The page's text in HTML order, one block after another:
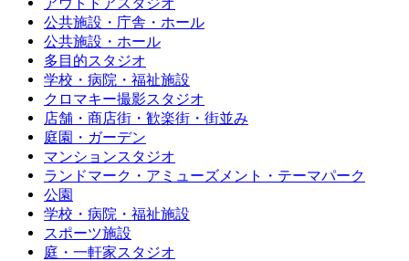
公共施設・庁舎・ホール
公共施設・ホール
多目的スタジオ
学校・病院・福祉施設
クロマキー撮影スタジオ
店舗・商店街・歓楽街・街並み
庭園・ガーデン
マンションスタジオ
ランドマーク・アミューズメント・テーマパーク
公園
学校・病院・福祉施設
スポーツ施設
庭・一軒家スタジオ